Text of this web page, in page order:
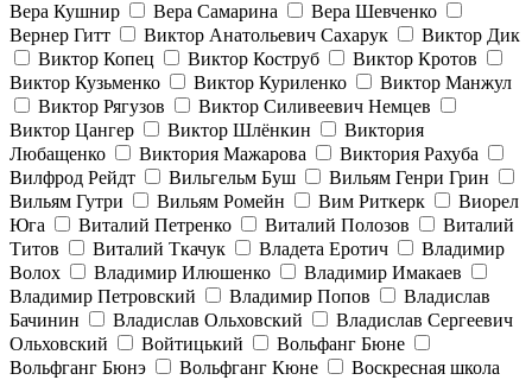
Вера Кушнир
Вера Самарина
Вера Шевченко
Вернер Гитт
Виктор Анатольевич Сахарук
Виктор Дик
Виктор Копец
Виктор Коструб
Виктор Кротов
Виктор Кузьменко
Виктор Куриленко
Виктор Манжул
Виктор Рягузов
Виктор Силивеевич Немцев
Виктор Цангер
Виктор Шлёнкин
Виктория
Любащенко
Виктория Мажарова
Виктория Рахуба
Вилфрод Рейдт
Вильгельм Буш
Вильям Генри Грин
Вильям Гутри
Вильям Ромейн Вим Риткерк
Виорел
Юга
Виталий Петренко Виталий Полозов
Виталий
Титов
Виталий Ткачук Владета Еротич
Владимир
Волох
Владимир Илюшенко
Владимир Имакаев
Владимир Петровский
Владимир Попов
Владислав
Бачинин
Владислав Ольховский
Владислав Сергеевич
Ольховский
Войтицький
Вольфанг Бюне
Вольфганг Бюнэ
Вольфганг Кюне
Воскресная школа